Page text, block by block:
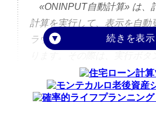
«ONINPUT自動計算» は、
計算を実行して、表示を自動
ラウザのバージョンなどによ
2017年 7月12日 8時00分